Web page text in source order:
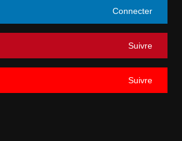
Connecter
Suivre
Suivre